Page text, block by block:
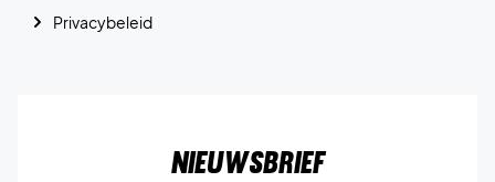
Privacybeleid
Nieuwsbrief